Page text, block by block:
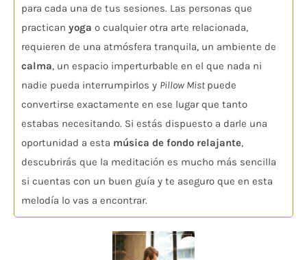
para cada una de tus sesiones. Las personas que
practican yoga o cualquier otra arte relacionada,
requieren de una atmósfera tranquila, un ambiente de
calma, un espacio imperturbable en el que nada ni
nadie pueda interrumpirlos y Pillow Mist puede
convertirse exactamente en ese lugar que tanto
estabas necesitando. Si estás dispuesto a darle una
oportunidad a esta música de fondo relajante,
descubrirás que la meditación es mucho más sencilla
si cuentas con un buen guía y te aseguro que en esta
melodía lo vas a encontrar.